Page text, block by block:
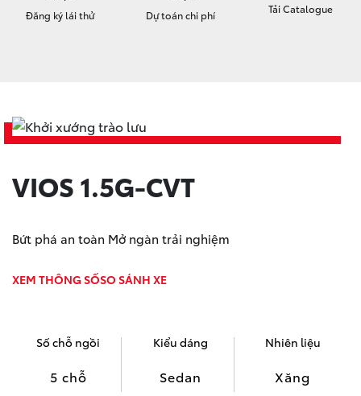
Đăng ký lái thử Dự toán chi phí Tải Catalogue
VIOS 1.5G-CVT
Bứt phá an toàn Mở ngàn trải nghiệm
XEM THÔNG SỐSO SÁNH XE
Số chỗ ngồi
5 chỗ
Kiểu dáng
Sedan
Nhiên liệu
Xăng